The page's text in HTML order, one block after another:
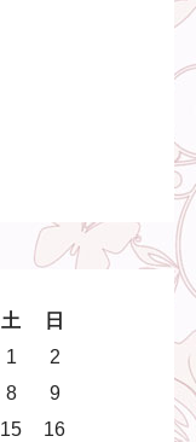
土
日
1
2
8
9
15
16